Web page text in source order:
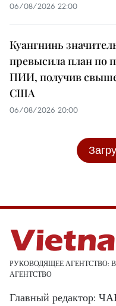
06/08/2026 22:00
Куангнинь
превысила план по
ПИИ, получив
США
06/08/2026 20:00
РУКОВОДЯЩЕЕ
АГЕНТСТВО
Главный редактор: